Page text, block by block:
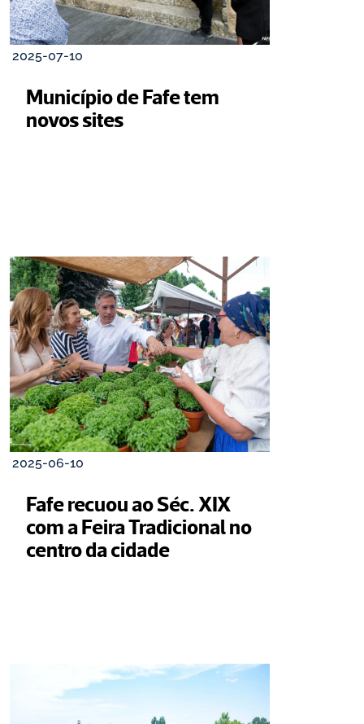
2025-07-10
Município de Fafe tem
novos sites
2025-06-10
Fafe recuou ao Séc. XIX
com a Feira Tradicional no
centro da cidade